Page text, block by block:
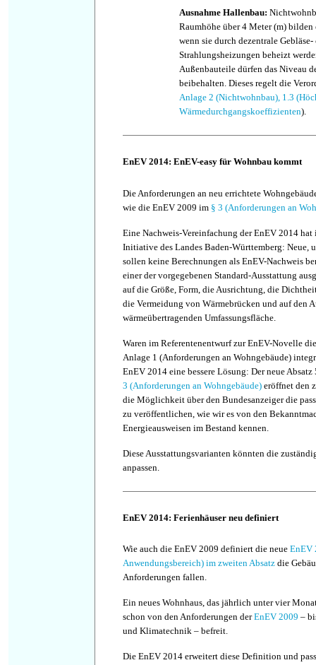
Ausnahme Hallenbau:
Raumhöhe über 4 Meter (m) bilden
wenn sie durch dezentrale Gebläse-
Strahlungsheizungen beheizt
Außenbauteile dürfen das Niveau
beibehalten. Dieses regelt die
Anlage 2 (Nichtwohnbau), 1.3
Wärmedurchgangskoeffizienten).
EnEV 2014: EnEV-easy für Wohnbau kommt
Die Anforderungen an neu errichtete
wie die EnEV 2009 im § 3 (Anforderungen an
Eine Nachweis-Vereinfachung der EnEV 2014
Initiative des Landes Baden-Württemberg: Neue,
sollen keine Berechnungen als EnEV-Nachweis
einer der vorgegebenen Standard-Ausstattung
auf die Größe, Form, die Ausrichtung, die
die Vermeidung von Wärmebrücken und auf den
wärmeübertragenden Umfassungsfläche.
Waren im Referentenentwurf zur EnEV-Novelle
Anlage 1 (Anforderungen an Wohngebäude)
EnEV 2014 eine bessere Lösung: Der neue
3 (Anforderungen an Wohngebäude) eröffnet den
die Möglichkeit über den Bundesanzeiger die
zu veröffentlichen, wie wir es von den
Energieausweisen im Bestand kennen.
Diese Ausstattungsvarianten könnten die
anpassen.
EnEV 2014: Ferienhäuser neu definiert
Wie auch die EnEV 2009 definiert die neue EnEV
Anwendungsbereich) im zweiten Absatz die
Anforderungen fallen.
Ein neues Wohnhaus, das jährlich unter vier
schon von den Anforderungen derEnEV 2009 –
und Klimatechnik – befreit.
Die EnEV 2014 erweitert diese Definition und